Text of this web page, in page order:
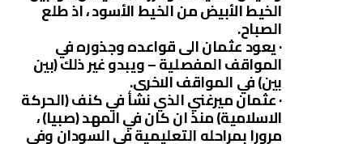
الخيط الأبيض من الخيط الأسود ، اذ طلع
الصباح.
· يعود عثمان الى قواعده وجذوره في
المواقف المفصلية – ويبدو غير ذلك (بين
بين) في المواقف الاخرى.
· عثمان ميرغني الذي نشأ في كنف (الحركة
الاسلامية) منذ ان كان في المهد (صبيا) ،
مرورا بمراحله التعليمية في السودان وفي